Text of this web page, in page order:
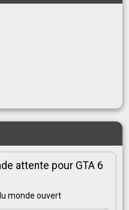
attente pour GTA 6
monde ouvert